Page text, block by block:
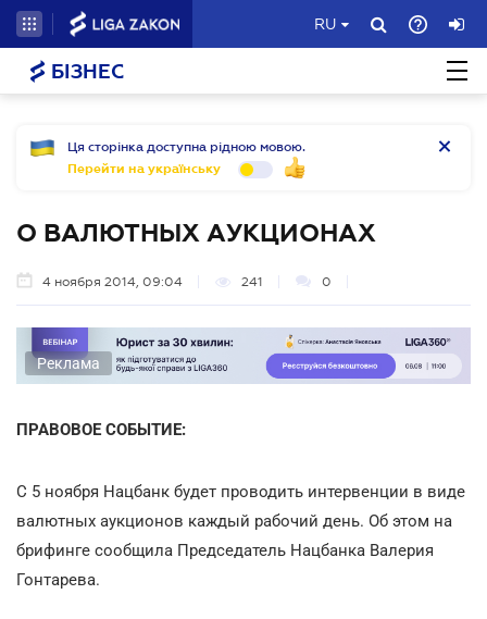
RU
БІЗНЕС
Ця сторінка доступна рідною мовою.
Перейти на українську
О ВАЛЮТНЫХ АУКЦИОНАХ
4 ноября 2014, 09:04 241 0
Реклама
ПРАВОВОЕ СОБЫТИЕ:
С 5 ноября Нацбанк будет проводить интервенции в виде
валютных аукционов каждый рабочий день. Об этом на
брифинге сообщила Председатель Нацбанка Валерия
Гонтарева.